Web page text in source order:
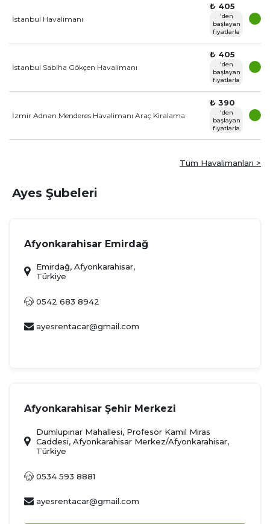
İstanbul Havalimanı
₺ 405
'den
başlayan
fiyatlarla
İstanbul Sabiha Gökçen Havalimanı
₺ 405
'den
başlayan
fiyatlarla
İzmir Adnan Menderes Havalimanı Araç Kiralama
₺ 390
'den
başlayan
fiyatlarla
Tüm Havalimanları >
Ayes Şubeleri
Afyonkarahisar Emirdağ
Emirdağ, Afyonkarahisar,
Türkiye
0542 683 8942
ayesrentacar@gmail.com
Afyonkarahisar Şehir Merkezi
Dumlupınar Mahallesi, Profesör Kamil Miras
Caddesi, Afyonkarahisar Merkez/Afyonkarahisar,
Türkiye
0534 593 8881
ayesrentacar@gmail.com